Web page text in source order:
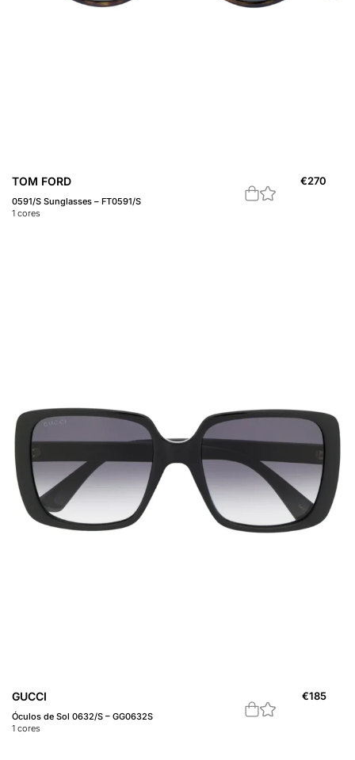
TOM FORD
0591/S Sunglasses – FT0591/S
1 cores
€270
GUCCI
Óculos de Sol 0632/S – GG0632S
1 cores
€185